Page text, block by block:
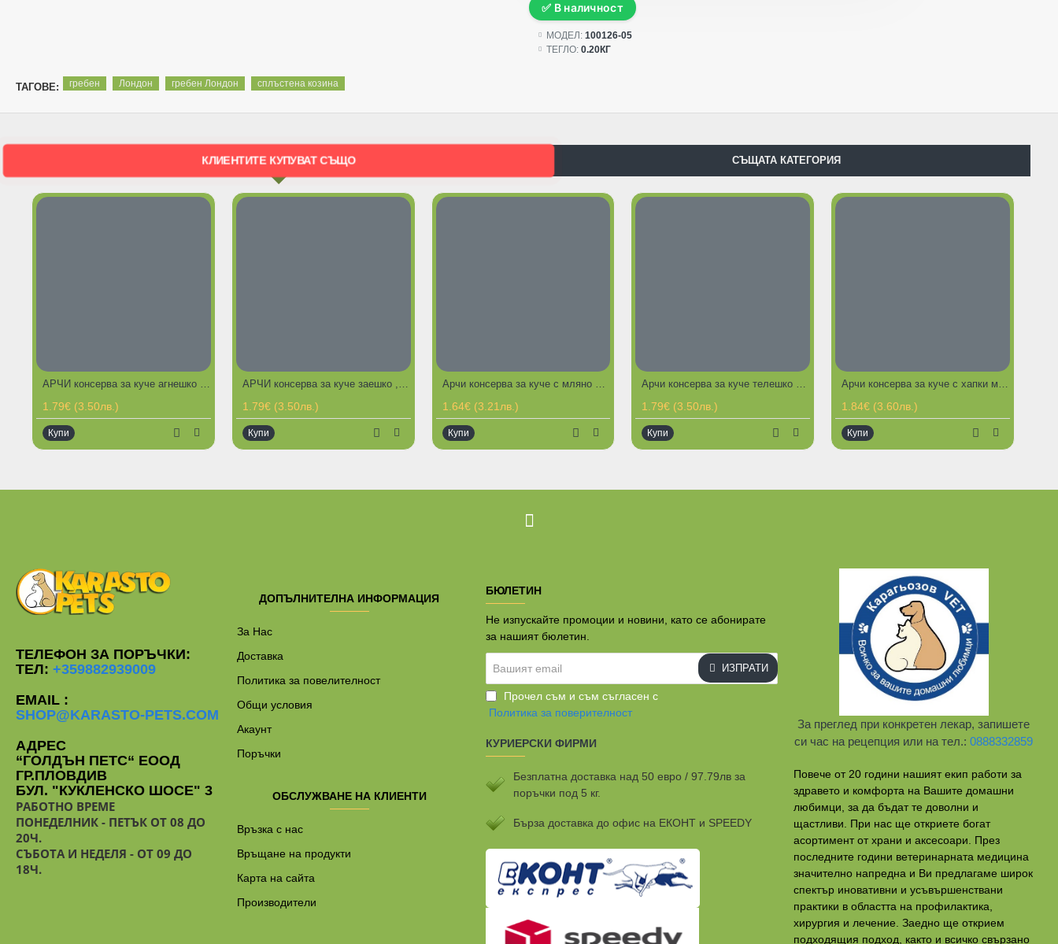
✅ В наличност
МОДЕЛ: 100126-05
ТЕГЛО: 0.20КГ
ТАГОВЕ: гребен Лондон гребен Лондон сплъстена козина
КЛИЕНТИТЕ КУПУВАТ СЪЩО СЪЩАТА КАТЕГОРИЯ
ГОРЕЩИ ПРЕДЛОЖЕНИЯ
1.79€ (3.50лв.)
Купи
ГОРЕЩИ ПРЕДЛОЖЕНИЯ
1.79€ (3.50лв.)
Купи
ГОРЕЩИ ПРЕДЛОЖЕНИЯ
1.64€ (3.21лв.)
Купи
ГОРЕЩИ ПРЕДЛОЖЕНИЯ
1.79€ (3.50лв.)
Купи
1.84€ (3.60лв.)
Купи
ТЕЛЕФОН ЗА ПОРЪЧКИ:
ТЕЛ: +359882939009
EMAIL :
SHOP@KARASTO-PETS.COM
АДРЕС
“ГОЛДЪН ПЕТС“ ЕООД
ГР.ПЛОВДИВ
БУЛ. "КУКЛЕНСКО ШОСЕ" 3
РАБОТНО ВРЕМЕ
ПОНЕДЕЛНИК - ПЕТЪК ОТ 08 ДО
20Ч.
СЪБОТА И НЕДЕЛЯ - ОТ 09 ДО
18Ч.
ДОПЪЛНИТЕЛНА ИНФОРМАЦИЯ
За Нас
Доставка
Политика за повелителност
Общи условия
Акаунт
Поръчки
ОБСЛУЖВАНЕ НА КЛИЕНТИ
Връзка с нас
Връщане на продукти
Карта на сайта
Производители
БЮЛЕТИН
Не изпускайте промоции и новини, като се абонирате
за нашият бюлетин.
email
ИЗПРАТИ
Прочел съм и съм съгласен с
Политика за поверителност
КУРИЕРСКИ ФИРМИ
Безплатна доставка над 50 евро / 97.79лв за
поръчки под 5 кг.
Бързa доставка до офис на ЕКОНТ и SPEEDY
За преглед при конкретен лекар, запишете
си час на рецепция или на тел.:0888332859
Повече от 20 години нашият екип работи за
здравето и комфорта на Вашите домашни
любимци, за да бъдат те доволни и
щастливи. При нас ще откриете богат
асортимент от храни и аксесоари. През
последните години ветеринарната медицина
значително напредна и Ви предлагаме широк
спектър иновативни и усъвършенствани
практики в областта на профилактикa,
хирургия и лечение. Заедно ще открием
подходящия подход, както и всичко свързано